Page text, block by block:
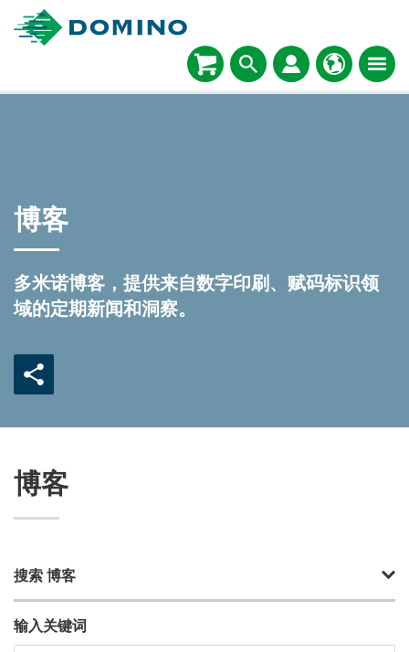
博客
多米诺博客，提供来自数字印刷、赋码标识领
域的定期新闻和洞察。
博客
搜索 博客
输入关键词